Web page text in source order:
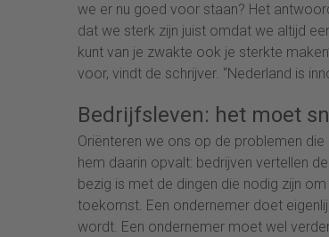
we er nu goed voor staan? Het
dat we sterk zijn juist omdat we altijd
kunt van je zwakte ook je sterkte
voor, vindt de schrijver. “Nederland is
Bedrijfsleven: het moet
Oriënteren we ons op de problemen
hem daarin opvalt: bedrijven vertellen
bezig is met de dingen die nodig zijn
toekomst. Een ondernemer doet
wordt. Een ondernemer moet wel